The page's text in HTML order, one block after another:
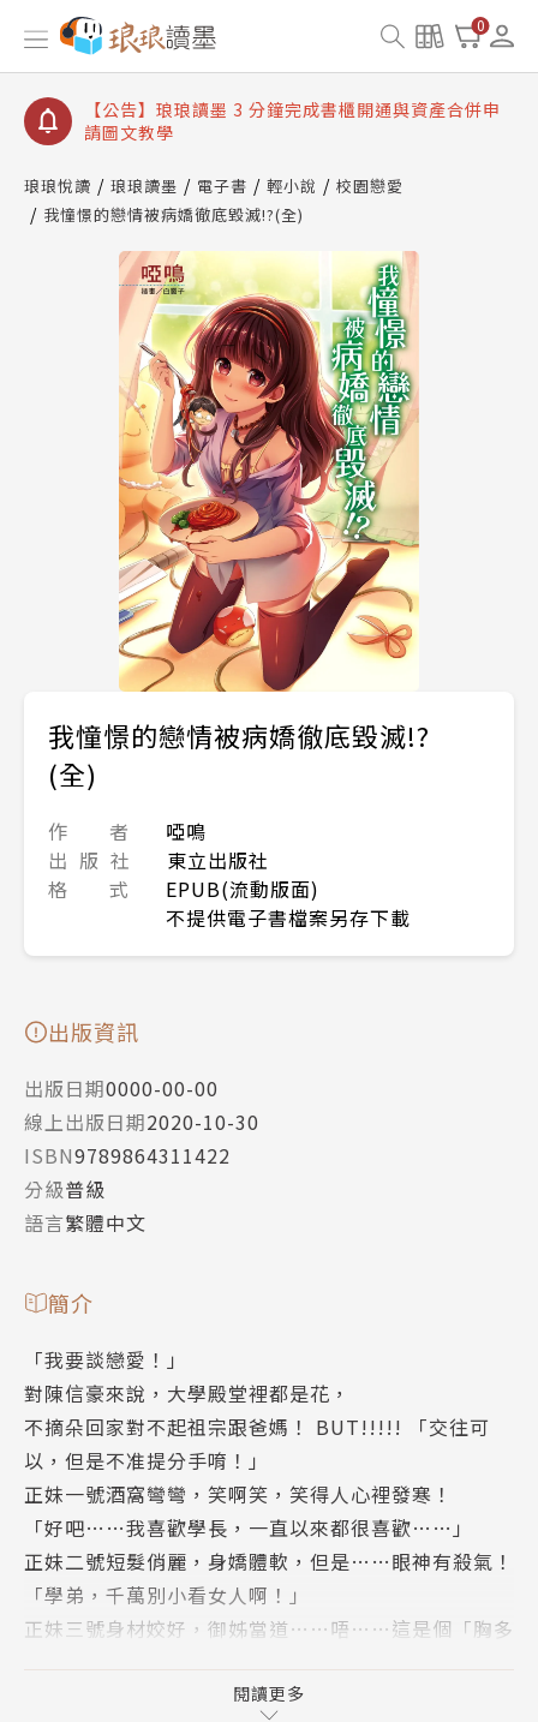
0
【公告】琅琅讀墨數位閱讀資產合併與書櫃開通申請
【公告】琅琅讀墨書櫃開通常見問題
【公告】琅琅讀墨 3 分鐘完成書櫃開通與資產合併申
請圖文教學
查詢
【公告】琅琅讀墨數位閱讀資產合併與書櫃開通申請
琅琅悅讀 琅琅讀墨 電子書 輕小說
校園戀愛
我憧憬的戀情被病嬌徹底毀滅!?(全)
我憧憬的戀情被病嬌徹底毀滅!?
(全)
作 者
啞鳴
出 版 社
東立出版社
格 式
EPUB(流動版面)
不提供電子書檔案另存下載
出版資訊
出版日期0000-00-00
線上出版日期2020-10-30
ISBN9789864311422
分級普級
語言繁體中文
簡介
「我要談戀愛！」
對陳信豪來說，大學殿堂裡都是花，
不摘朵回家對不起祖宗跟爸媽！ BUT!!!!! 「交往可
以，但是不准提分手唷！」
正妹一號酒窩彎彎，笑啊笑，笑得人心裡發寒！
「好吧……我喜歡學長，一直以來都很喜歡……」
正妹二號短髮俏麗，身嬌體軟，但是……眼神有殺氣！
「學弟，千萬別小看女人啊！」
正妹三號身材姣好，御姊當道……唔……這是個「胸多
不正常的正妹們一一襲來！！
閱讀更多